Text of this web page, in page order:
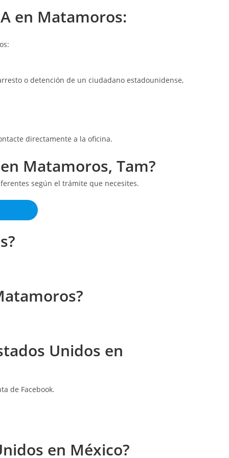
en Matamoros:
o detención de un ciudadano estadounidense,
directamente a la oficina.
Matamoros, Tam?
según el trámite que necesites.
Unidos en
de Facebook.
en México?